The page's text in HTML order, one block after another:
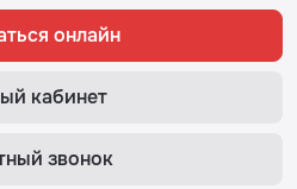
онлайн
кабинет
звонок